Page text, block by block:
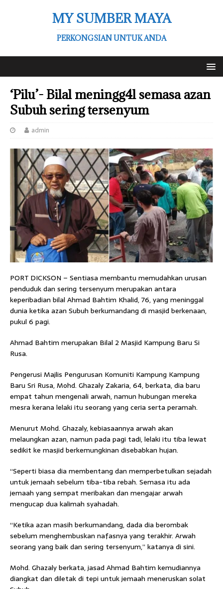
MY SUMBER MAYA
PERKONGSIAN UNTUK ANDA
‘Pilu’- Bilal meningg4l semasa azan
Subuh sering tersenyum
admin
PORT DICKSON – Sentiasa membantu memudahkan urusan
penduduk dan sering tersenyum merupakan antara
keperibadian bilal Ahmad Bahtim Khalid, 76, yang meninggal
dunia ketika azan Subuh berkumandang di masjid berkenaan,
pukul 6 pagi.
Ahmad Bahtim merupakan Bilal 2 Masjid Kampung Baru Si
Rusa.
Pengerusi Majlis Pengurusan Komuniti Kampung Kampung
Baru Sri Rusa, Mohd. Ghazaly Zakaria, 64, berkata, dia baru
empat tahun mengenali arwah, namun hubungan mereka
mesra kerana lelaki itu seorang yang ceria serta peramah.
Menurut Mohd. Ghazaly, kebiasaannya arwah akan
melaungkan azan, namun pada pagi tadi, lelaki itu tiba lewat
sedikit ke masjid berkemungkinan disebabkan hujan.
“Seperti biasa dia membentang dan memperbetulkan sejadah
untuk jemaah sebelum tiba-tiba rebah. Semasa itu ada
jemaah yang sempat meribakan dan mengajar arwah
mengucap dua kalimah syahadah.
“Ketika azan masih berkumandang, dada dia berombak
sebelum menghembuskan nafasnya yang terakhir. Arwah
seorang yang baik dan sering tersenyum,” katanya di sini.
Mohd. Ghazaly berkata, jasad Ahmad Bahtim kemudiannya
diangkat dan diletak di tepi untuk jemaah meneruskan solat
CLOSE